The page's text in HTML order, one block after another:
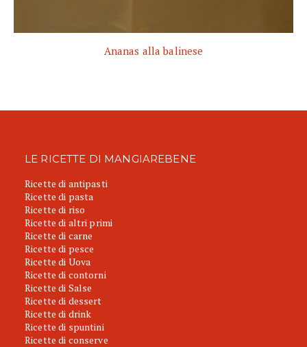
Ananas alla balinese
LE RICETTE DI MANGIAREBENE
Ricette di antipasti
Ricette di pasta
Ricette di riso
Ricette di altri primi
Ricette di carne
Ricette di pesce
Ricette di Uova
Ricette di contorni
Ricette di Salse
Ricette di dessert
Ricette di drink
Ricette di spuntini
Ricette di conserve